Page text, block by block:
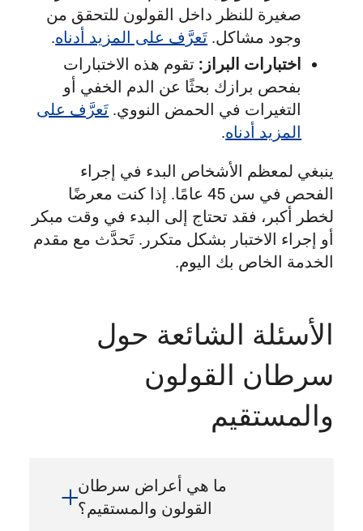
صغيرة للنظر داخل القولون للتحقق من
وجود مشاكل. تَعرَّف على المزيد أدناه.
اختبارات البراز: تقوم هذه الاختبارات
بفحص برازك بحثًا عن الدم الخفي أو
التغيرات في الحمض النووي. تَعرَّف على
المزيد أدناه.
ينبغي لمعظم الأشخاص البدء في إجراء
الفحص في سن 45 عامًا. إذا كنت معرضًا
لخطر أكبر، فقد تحتاج إلى البدء في وقت مبكر
أو إجراء الاختبار بشكل متكرر. تَحدَّث مع مقدم
الخدمة الخاص بك اليوم.
الأسئلة الشائعة حول
سرطان القولون
والمستقيم
ما هي أعراض سرطان
القولون والمستقيم؟